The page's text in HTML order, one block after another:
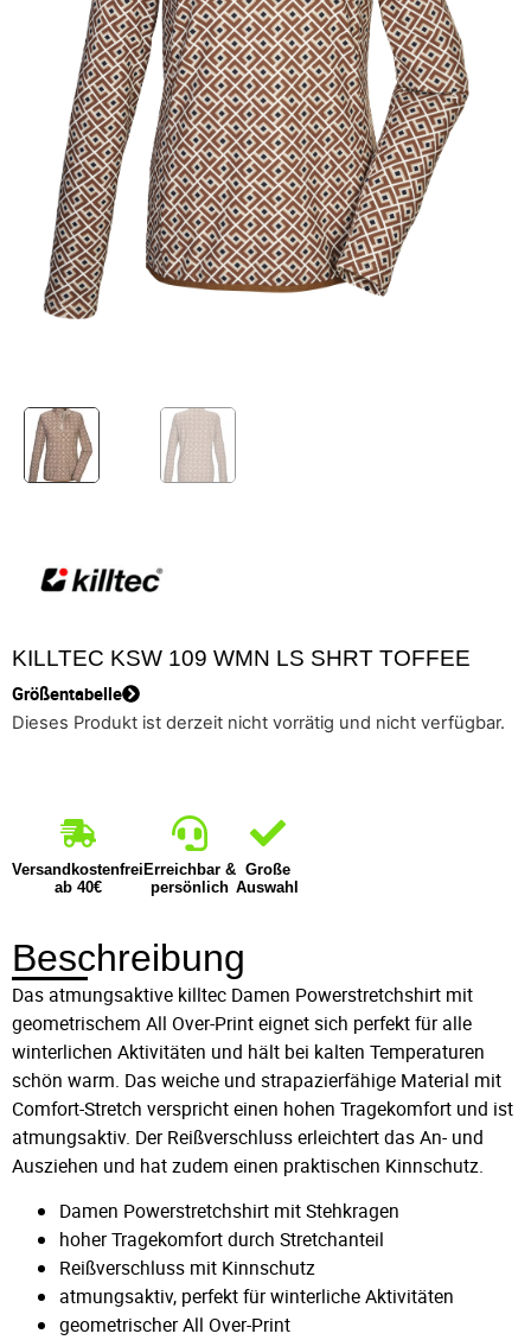
KILLTEC KSW 109 WMN LS SHRT TOFFEE
Größentabelle
Dieses Produkt ist derzeit nicht vorrätig und nicht verfügbar.
Versandkostenfrei
ab 40€
Erreichbar &
persönlich
Große
Auswahl
Beschreibung
Das atmungsaktive killtec Damen Powerstretchshirt mit
geometrischem All Over-Print eignet sich perfekt für alle
winterlichen Aktivitäten und hält bei kalten Temperaturen
schön warm. Das weiche und strapazierfähige Material mit
Comfort-Stretch verspricht einen hohen Tragekomfort und ist
atmungsaktiv. Der Reißverschluss erleichtert das An- und
Ausziehen und hat zudem einen praktischen Kinnschutz.
Damen Powerstretchshirt mit Stehkragen
hoher Tragekomfort durch Stretchanteil
Reißverschluss mit Kinnschutz
atmungsaktiv, perfekt für winterliche Aktivitäten
geometrischer All Over-Print